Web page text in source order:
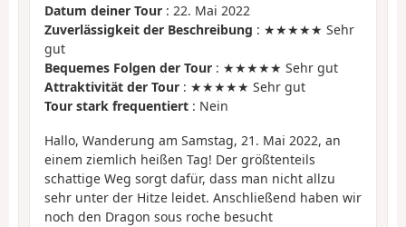
Datum deiner Tour : 22. Mai 2022
Zuverlässigkeit der Beschreibung : ★★★★★ Sehr
gut
Bequemes Folgen der Tour : ★★★★★ Sehr gut
Attraktivität der Tour : ★★★★★ Sehr gut
Tour stark frequentiert : Nein
Hallo, Wanderung am Samstag, 21. Mai 2022, an
einem ziemlich heißen Tag! Der größtenteils
schattige Weg sorgt dafür, dass man nicht allzu
sehr unter der Hitze leidet. Anschließend haben wir
noch den Dragon sous roche besucht